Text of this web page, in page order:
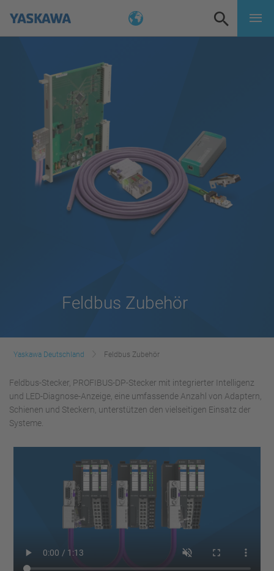
Feldbus Zubehör
Yaskawa Deutschland Feldbus Zubehör
Feldbus-Stecker, PROFIBUS-DP-Stecker mit integrierter Intelligenz
und LED-Diagnose-Anzeige, eine umfassende Anzahl von Adaptern,
Schienen und Steckern, unterstützen den vielseitigen Einsatz der
Systeme.